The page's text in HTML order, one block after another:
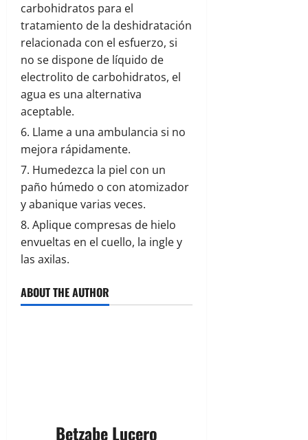
carbohidratos para el
tratamiento de la deshidratación
relacionada con el esfuerzo, si
no se dispone de líquido de
electrolito de carbohidratos, el
agua es una alternativa
aceptable.
Llame a una ambulancia si no
mejora rápidamente.
Humedezca la piel con un
paño húmedo o con atomizador
y abanique varias veces.
Aplique compresas de hielo
envueltas en el cuello, la ingle y
las axilas.
ABOUT THE AUTHOR
Betzabe Lucero